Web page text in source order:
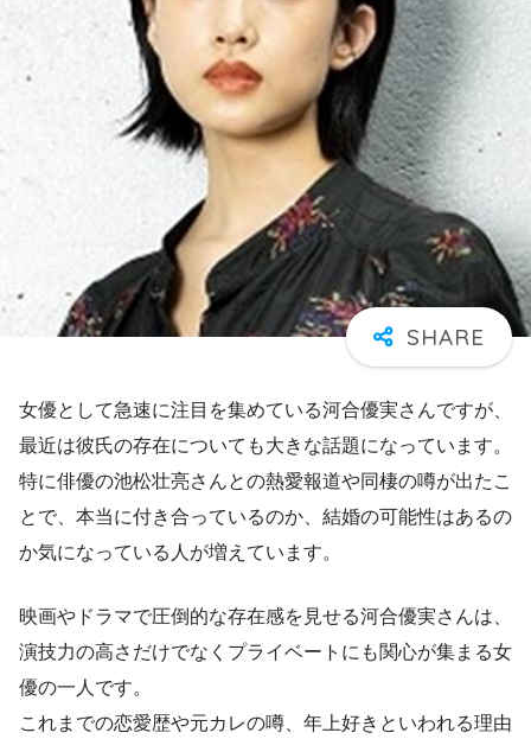
女優として急速に注目を集めている河合優実さんですが、
最近は彼氏の存在についても大きな話題になっています。
特に俳優の池松壮亮さんとの熱愛報道や同棲の噂が出たこ
とで、本当に付き合っているのか、結婚の可能性はあるの
か気になっている人が増えています。
映画やドラマで圧倒的な存在感を見せる河合優実さんは、
演技力の高さだけでなくプライベートにも関心が集まる女
優の一人です。
これまでの恋愛歴や元カレの噂、年上好きといわれる理由